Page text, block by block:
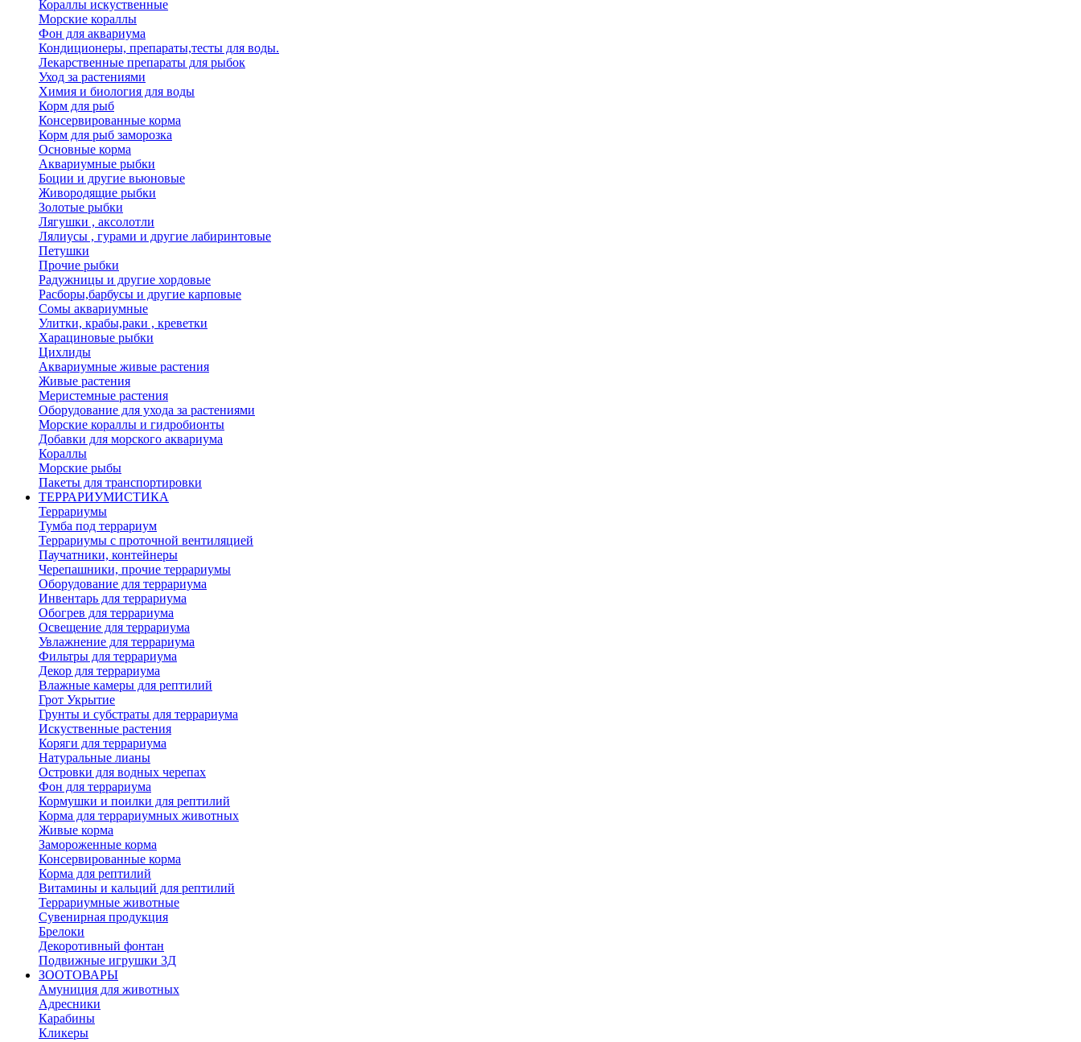
Кораллы искуственные
Морские кораллы
Фон для аквариума
Кондиционеры, препараты,тесты для воды.
Лекарственные препараты для рыбок
Уход за растениями
Химия и биология для воды
Корм для рыб
Консервированные корма
Корм для рыб заморозка
Основные корма
Аквариумные рыбки
Боции и другие вьюновые
Живородящие рыбки
Золотые рыбки
Лягушки , аксолотли
Лялиусы , гурами и другие лабиринтовые
Петушки
Прочие рыбки
Радужницы и другие хордовые
Расборы,барбусы и другие карповые
Сомы аквариумные
Улитки, крабы,раки , креветки
Харациновые рыбки
Цихлиды
Аквариумные живые растения
Живые растения
Меристемные растения
Оборудование для ухода за растениями
Морские кораллы и гидробионты
Добавки для морского аквариума
Кораллы
Морские рыбы
Пакеты для транспортировки
ТЕРРАРИУМИСТИКА
Террариумы
Тумба под террариум
Террариумы с проточной вентиляцией
Паучатники, контейнеры
Черепашники, прочие террариумы
Оборудование для террариума
Инвентарь для террариума
Обогрев для террариума
Освещение для террариума
Увлажнение для террариума
Фильтры для террариума
Декор для террариума
Влажные камеры для рептилий
Грот Укрытие
Грунты и субстраты для террариума
Искуственные растения
Коряги для террариума
Натуральные лианы
Островки для водных черепах
Фон для террариума
Кормушки и поилки для рептилий
Корма для террариумных животных
Живые корма
Замороженные корма
Консервированные корма
Корма для рептилий
Витамины и кальций для рептилий
Террариумные животные
Сувенирная продукция
Брелоки
Декоротивный фонтан
Подвижные игрушки 3Д
ЗООТОВАРЫ
Амуниция для животных
Адресники
Карабины
Кликеры